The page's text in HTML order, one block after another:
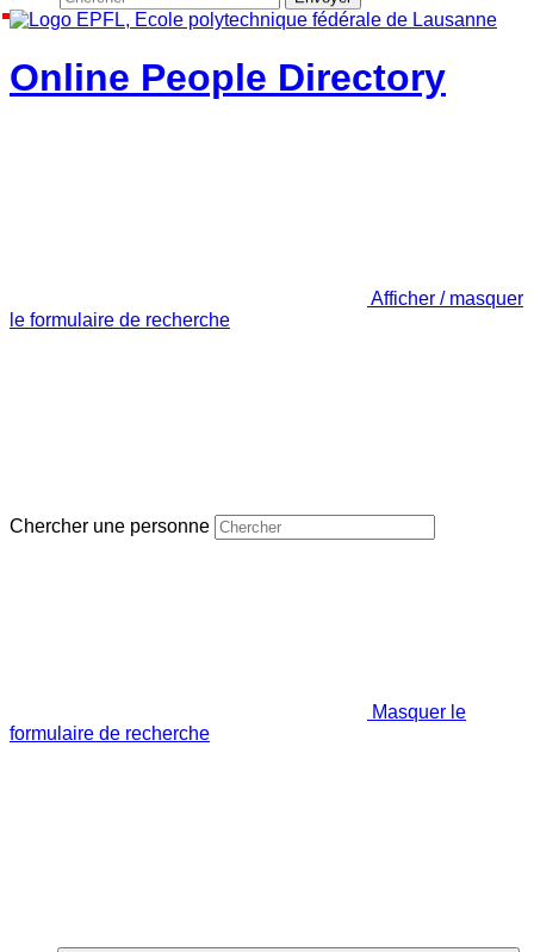
Online People Directory
Afficher / masquer
le formulaire de recherche
Chercher une personne
Masquer le
formulaire de recherche